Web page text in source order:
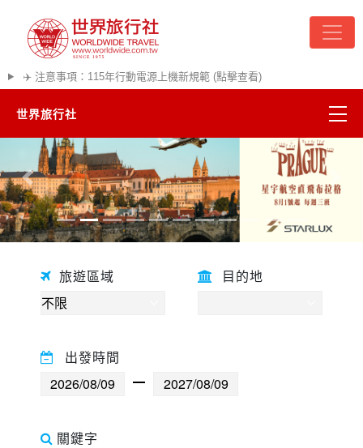
✈️ 注意事項：115年行動電源上機新規範 (點擊查看)
世界旅行社
精彩越南
熱門韓國
超夯日本
世界臻旅
往前 往後
旅遊區域 目的地
出發時間
關鍵字